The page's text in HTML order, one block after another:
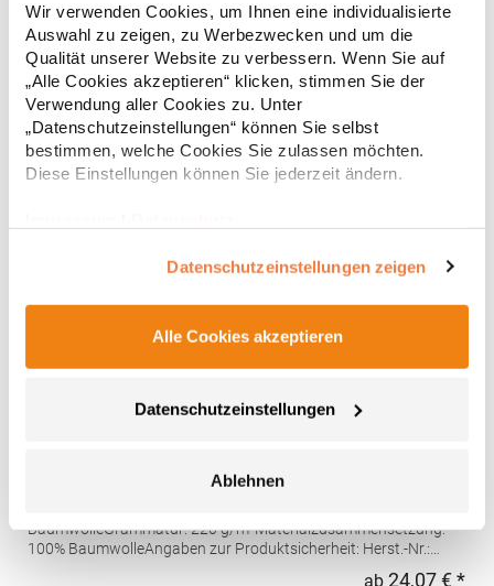
Wir verwenden Cookies, um Ihnen eine individualisierte
Auswahl zu zeigen, zu Werbezwecken und um die
Qualität unserer Website zu verbessern. Wenn Sie auf
„Alle Cookies akzeptieren“ klicken, stimmen Sie der
Verwendung aller Cookies zu. Unter
„Datenschutzeinstellungen“ können Sie selbst
bestimmen, welche Cookies Sie zulassen möchten.
Diese Einstellungen können Sie jederzeit ändern.
Datenschutzeinstellungen zeigen
Alle Cookies akzeptieren
Datenschutzeinstellungen
Ablehnen
Hochwertig verarbeitete Knopfleiste mit drei Knöpfen Ton-in-Ton
Seitliche Schlitze Leicht tailliert Baumwoll-Piqué Gekämmte
BaumwolleGrammatur: 220 g/m²Materialzusammensetzung:
100% Baumwolle (Sports Grey: 85% Baumwolle / 15% Polyester),
(Ash: 99% Baumwolle / 1% Polyester)Angaben zur
Produktsicherheit: Herst.-Nr.: 4005FHersteller: Promodoro
Fashion GmbH Am Gatherhof 57 40472 Düsseldorf Deutschland
E-Mail: info@promodoro.de
* Preise inkl. gesetzlicher Mwst. + Versandkosten *
Hochwertig verarbeitete Knopfleiste mit drei Knöpfen Ton-in-Ton
BaumwolleGrammatur: 220 g/m²Materialzusammensetzung:
100% BaumwolleAngaben zur Produktsicherheit: Herst.-Nr.:
ab 24,07 € *